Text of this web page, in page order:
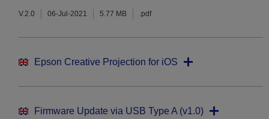
V.2.0 06-Jul-2021 5.77 MB .pdf
Epson Creative Projection for iOS
Firmware Update via USB Type A (v1.0)